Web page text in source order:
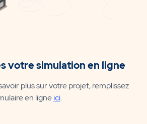
votre simulation en ligne
plus sur votre projet, remplissez
en ligneici.